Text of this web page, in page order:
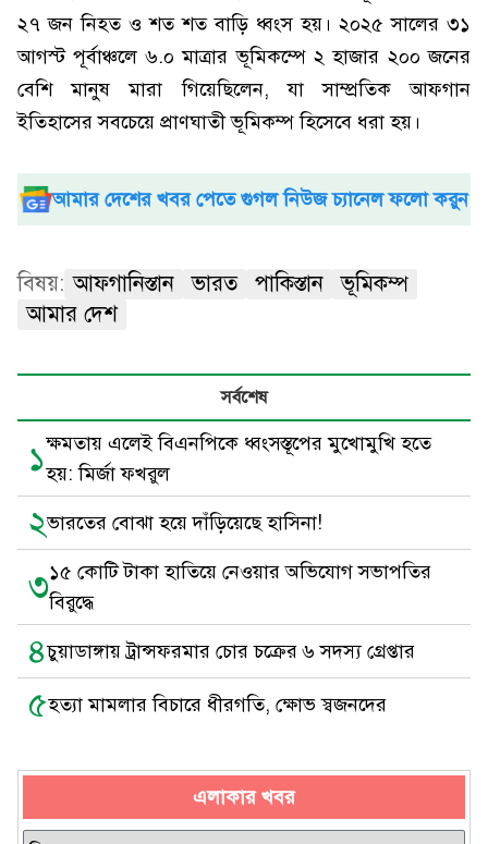
২৭ জন নিহত ও শত শত বাড়ি ধ্বংস হয়। ২০২৫ সালের ৩১
আগস্ট পূর্বাঞ্চলে ৬.০ মাত্রার ভূমিকম্পে ২ হাজার ২০০ জনের
বেশি মানুষ মারা গিয়েছিলেন, যা সাম্প্রতিক আফগান
ইতিহাসের সবচেয়ে প্রাণঘাতী ভূমিকম্প হিসেবে ধরা হয়।
আমার দেশের খবর পেতে গুগল নিউজ চ্যানেল ফলো করুন
বিষয়: আফগানিস্তান ভারত পাকিস্তান
ভূমিকম্প
আমার দেশ
সর্বশেষ
১ক্ষমতায় এলেই বিএনপিকে ধ্বংসস্তূপের মুখোমুখি হতে
হয়: মির্জা ফখরুল
২ভারতের বোঝা হয়ে দাঁড়িয়েছে হাসিনা!
৩১৫ কোটি টাকা হাতিয়ে নেওয়ার অভিযোগ সভাপতির
বিরুদ্ধে
৪চুয়াডাঙ্গায় ট্রান্সফরমার চোর চক্রের ৬ সদস্য গ্রেপ্তার
৫হত্যা মামলার বিচারে ধীরগতি, ক্ষোভ স্বজনদের
এলাকার খবর